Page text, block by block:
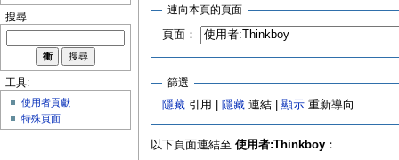
連向本頁的頁面
頁面：
篩選
隱藏 引用 | 隱藏 連結 |顯示 重新導向
以下頁面連結至 使用者:Thinkboy：
搜尋
工具:
使用者貢獻
特殊頁面